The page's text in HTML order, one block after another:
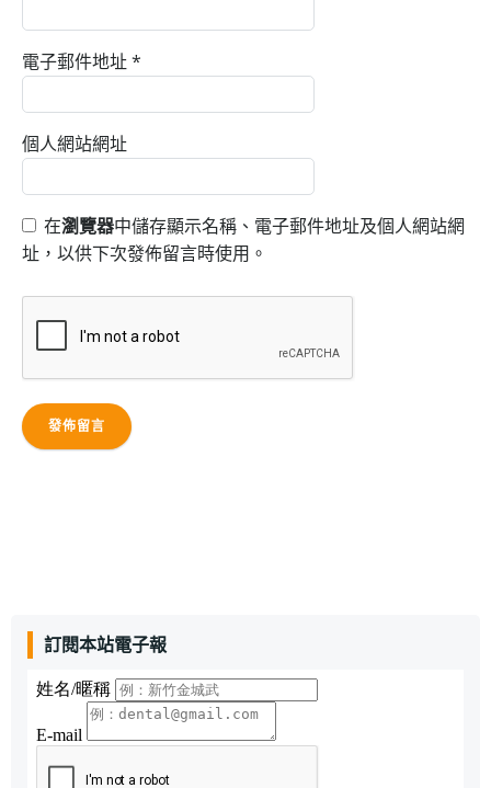
電子郵件地址*
個人網站網址
在瀏覽器中儲存顯示名稱、電子郵件地址及個人網站網
址，以供下次發佈留言時使用。
訂閱本站電子報